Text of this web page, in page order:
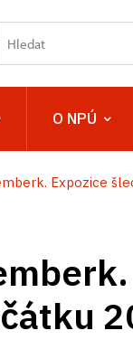
O NPÚ
Expozice